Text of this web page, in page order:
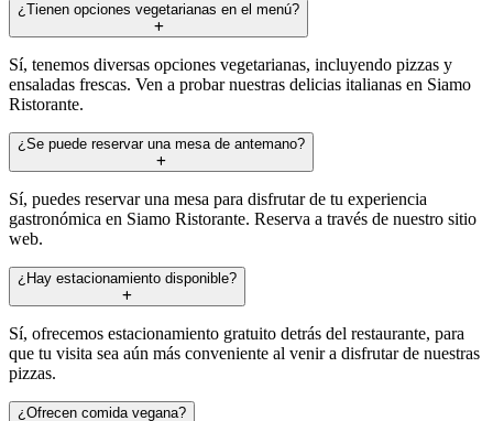
¿Tienen opciones vegetarianas en el menú?
Sí, tenemos diversas opciones vegetarianas, incluyendo pizzas y
ensaladas frescas. Ven a probar nuestras delicias italianas en Siamo
Ristorante.
¿Se puede reservar una mesa de antemano?
Sí, puedes reservar una mesa para disfrutar de tu experiencia
gastronómica en Siamo Ristorante. Reserva a través de nuestro sitio
web.
¿Hay estacionamiento disponible?
Sí, ofrecemos estacionamiento gratuito detrás del restaurante, para
que tu visita sea aún más conveniente al venir a disfrutar de nuestras
pizzas.
¿Ofrecen comida vegana?